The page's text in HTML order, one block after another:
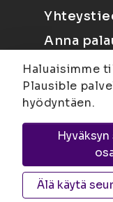
Anna
Joensuu
Kuopio
Haluaisimme
Plausible
hyödyntäen.
Älä käytä